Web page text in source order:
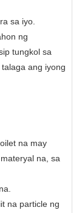
sa iyo.
ng
tungkol sa
ang iyong
na may
na, sa
na particle ng